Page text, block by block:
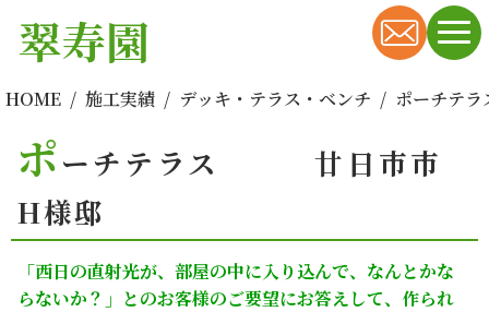
翠寿園
HOME 施工実績 デッキ・テラス・ベンチ ポーチ
ポーチテラス 廿日市市
H様邸
「西日の直射光が、部屋の中に入り込んで、なんとかな
らないか？」とのお客様のご要望にお答えして、作られ